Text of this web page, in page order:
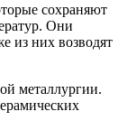
сохраняют
Они
из них возводят
металлургии.